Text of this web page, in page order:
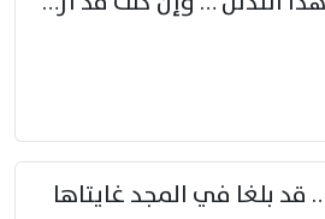
… قد بلغا في المجد غايتاها